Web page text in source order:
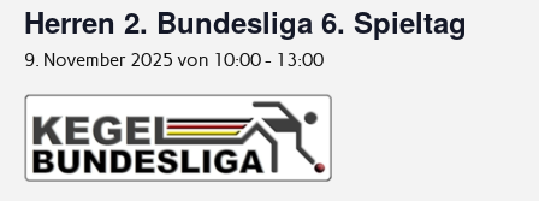
Herren 2. Bundesliga 6. Spieltag
9. November 2025 von 10:00- 13:00